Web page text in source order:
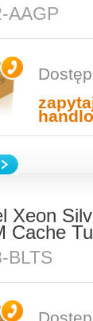
AAGP
Xeon
Cache
BLTS